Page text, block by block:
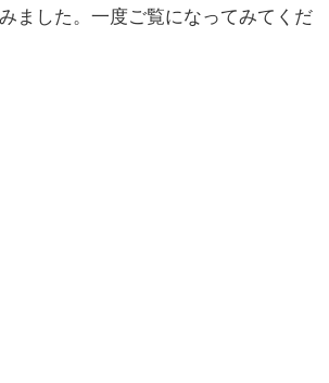
ました。一度ご覧になってみてくだ